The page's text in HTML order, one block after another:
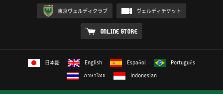
東京ヴェルディクラブ ヴェルディチケット
ONLINE STORE
日本語 English Español
Português
ภาษาไทย
Indonesian